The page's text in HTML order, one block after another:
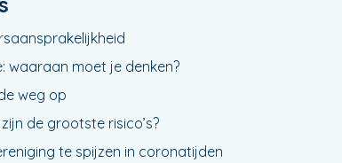
waaraan moet je denken?
weg op
de grootste risico’s?
te spijzen in coronatijden